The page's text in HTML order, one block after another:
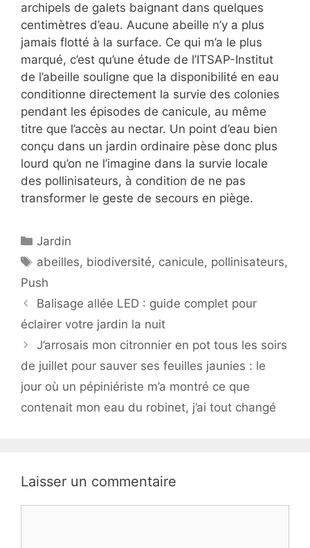
archipels de galets baignant dans quelques
centimètres d’eau. Aucune abeille n’y a plus
jamais flotté à la surface. Ce qui m’a le plus
marqué, c’est qu’une étude de l’ITSAP-Institut
de l’abeille souligne que la disponibilité en eau
conditionne directement la survie des colonies
pendant les épisodes de canicule, au même
titre que l’accès au nectar. Un point d’eau bien
conçu dans un jardin ordinaire pèse donc plus
lourd qu’on ne l’imagine dans la survie locale
des pollinisateurs, à condition de ne pas
transformer le geste de secours en piège.
Catégories
Jardin
Étiquettes
abeilles, biodiversité, canicule, pollinisateurs,
Push
Balisage allée LED : guide complet pour
éclairer votre jardin la nuit
J’arrosais mon citronnier en pot tous les soirs
de juillet pour sauver ses feuilles jaunies : le
jour où un pépiniériste m’a montré ce que
contenait mon eau du robinet, j’ai tout changé
Laisser un commentaire